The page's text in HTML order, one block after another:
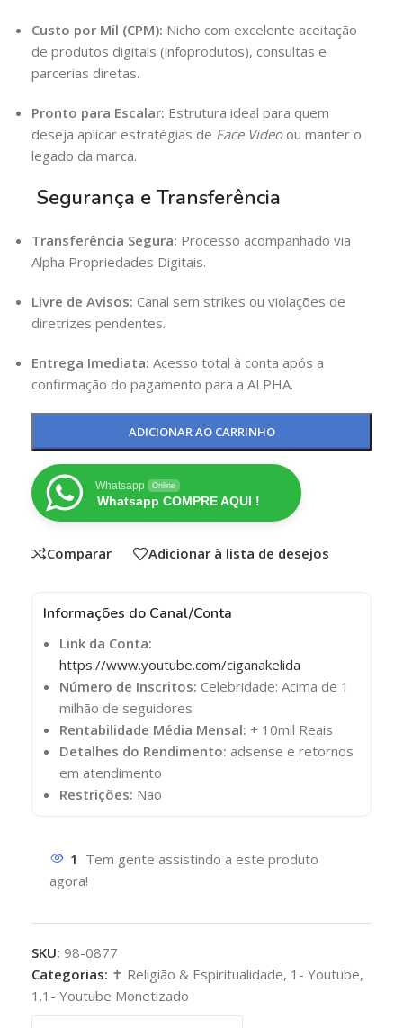
Custo por Mil (CPM): Nicho com excelente aceitação
de produtos digitais (infoprodutos), consultas e
parcerias diretas.
Pronto para Escalar: Estrutura ideal para quem
deseja aplicar estratégias de Face Videoou manter o
legado da marca.
Segurança e Transferência
Transferência Segura: Processo acompanhado via
Alpha Propriedades Digitais.
Livre de Avisos: Canal sem strikes ou violações de
diretrizes pendentes.
Entrega Imediata: Acesso total à conta após a
confirmação do pagamento para a ALPHA.
ADICIONAR AO CARRINHO
Whatsapp Online
Whatsapp COMPRE AQUI !
Comparar Adicionar à lista de desejos
Informações do Canal/Conta
Link da Conta:
https://www.youtube.com/ciganakelida
Número de Inscritos: Celebridade: Acima de 1
milhão de seguidores
Rentabilidade Média Mensal: + 10mil Reais
Detalhes do Rendimento: adsense e retornos
em atendimento
Restrições: Não
1 Tem gente assistindo a este produto
agora!
SKU: 98-0877
Categorias: ✝️ Religião & Espiritualidade, 1- Youtube,
1.1- Youtube Monetizado